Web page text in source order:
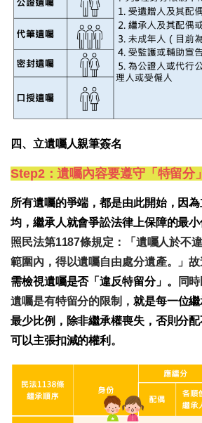
四、立遺囑人親筆簽名
Step2：遺囑內容要遵守「特留分
所有遺囑的爭端，都是由此開始，因
均，繼承人就會爭訟法律上保障的最小
照民法第1187條規定：「遺囑人於不
範圍內，得以遺囑自由處分遺產。」
需檢視遺囑是否「違反特留分」。
同
遺囑是有特留分的限制， 就是每一位
最少比例，除非繼承權喪失，否則分
可以主張扣減的權利 。